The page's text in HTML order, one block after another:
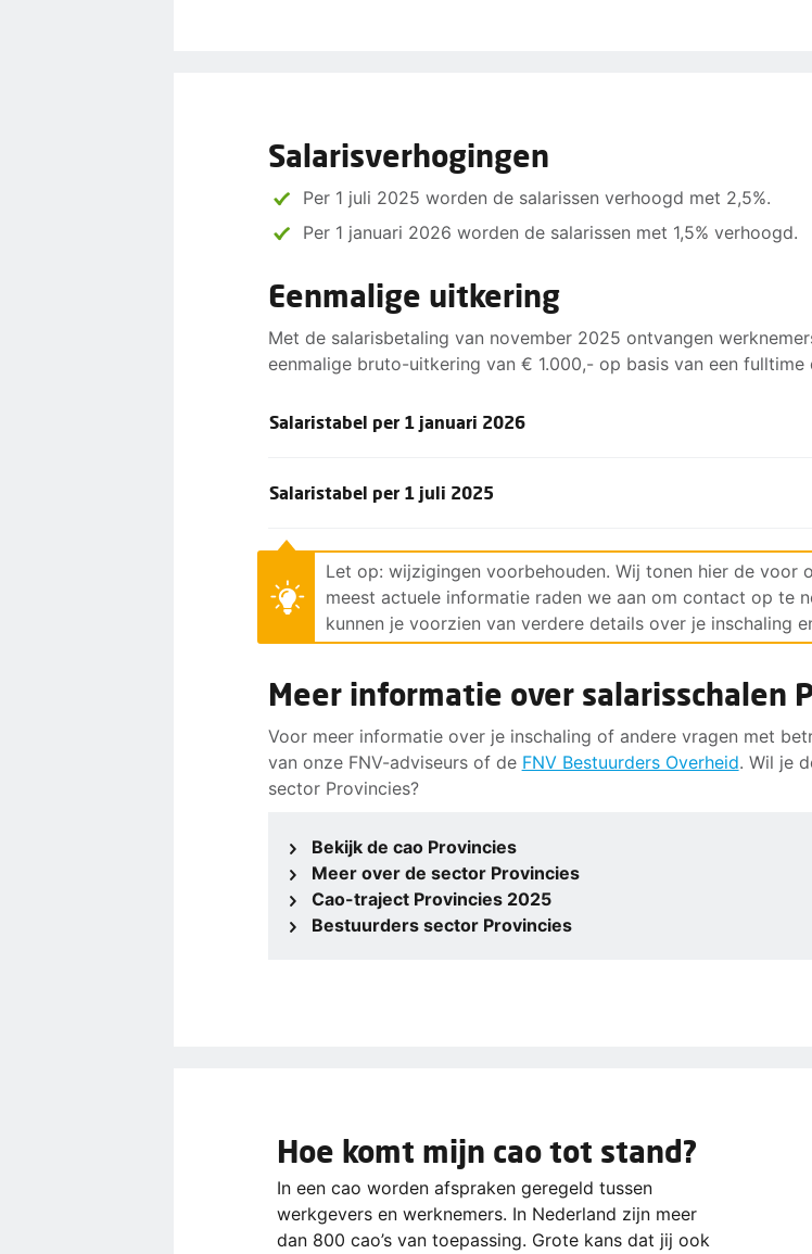
Salarisverhogingen
Per 1 juli 2025 worden de salarissen verhoogd met 2,5%.
Per 1 januari 2026 worden de salarissen met 1,5% verhoogd.
Eenmalige uitkering
Met de salarisbetaling van november 2025 ontvangen
eenmalige bruto-uitkering van € 1.000,- op basis van een
Salaristabel per 1 januari 2026
Salaristabel per 1 juli 2025
Let op: wijzigingen voorbehouden. Wij tonen hier de voor
meest actuele informatie raden we aan om contact op te
kunnen je voorzien van verdere details over je inschaling
Meer informatie over salarisschalen
Voor meer informatie over je inschaling of andere vragen met
van onze FNV-adviseurs of de FNV Bestuurders Overheid. Wil je
sector Provincies?
Bekijk de cao Provincies
Meer over de sector Provincies
Cao-traject Provincies 2025
Bestuurders sector Provincies
Hoe komt mijn cao tot stand?
In een cao worden afspraken geregeld tussen
werkgevers en werknemers. In Nederland zijn meer
dan 800 cao’s van toepassing. Grote kans dat jij ook